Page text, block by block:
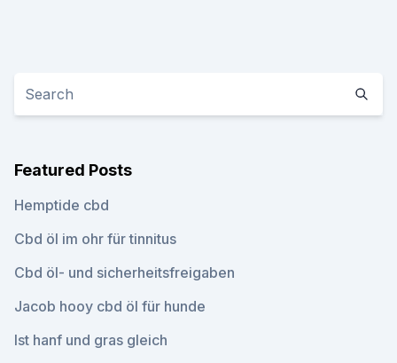
Featured Posts
Hemptide cbd
Cbd öl im ohr für tinnitus
Cbd öl- und sicherheitsfreigaben
Jacob hooy cbd öl für hunde
Ist hanf und gras gleich